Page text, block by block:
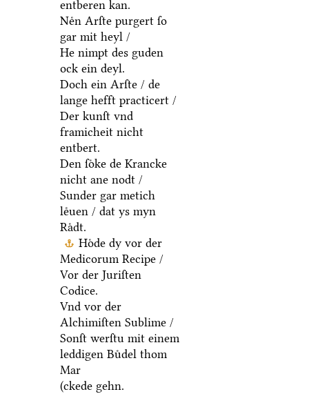
entberen kan.
Neͤn Arſte purgert ſo
gar mit heyl /
He nimpt des guden
ock ein deyl.
Doch ein Arſte / de
lange hefft practicert /
Der kunſt vnd
framicheit nicht
entbert.
Den ſoͤke de Krancke
nicht ane nodt /
Sunder gar metich
leͤuen / dat ys myn
Raͤdt.
Hoͤde dy vor der
Medicorum Recipe /
Vor der Juriſten
Codice.
Vnd vor der
Alchimiſten Sublime /
Sonſt werſtu mit einem
leddigen Buͤdel thom
Mar
(ckede gehn.